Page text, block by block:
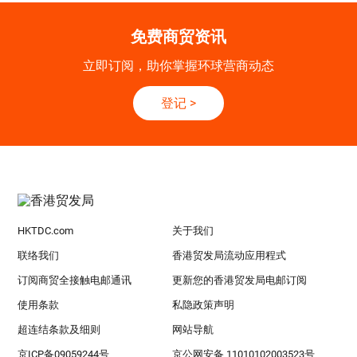
免费商贸资讯
立即订阅，助你掌握环球营商动态
登记 >
HKTDC.com 关于我们
联络我们 香港贸发局流动应用程式
订阅商贸全接触电邮通讯 更新您的香港贸发局电邮订阅
使用条款 私隐政策声明
超连结条款及细则 网站导航
京ICP备09059244号 京公网安备 11010102003523号